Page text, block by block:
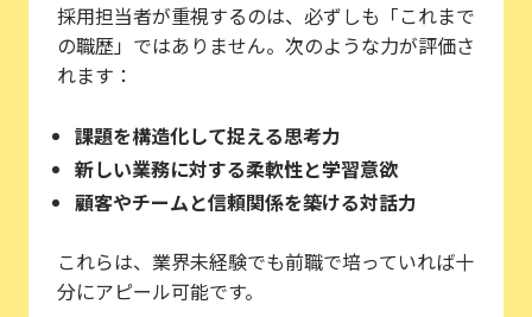
採用担当者が重視するのは、必ずしも「これまで
の職歴」ではありません。次のような力が評価さ
れます：
課題を構造化して捉える思考力
新しい業務に対する柔軟性と学習意欲
顧客やチームと信頼関係を築ける対話力
これらは、業界未経験でも前職で培っていれば十
分にアピール可能です。